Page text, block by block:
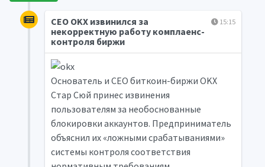
15:15
CEO OKX извинился за
некорректную работу комплаенс-
контроля биржи
Основатель и CEO биткоин-биржи OKX
Стар Сюй принес извинения
пользователям за необоснованные
блокировки аккаунтов. Предприниматель
объяснил их «ложными срабатываниями»
системы контроля соответствия